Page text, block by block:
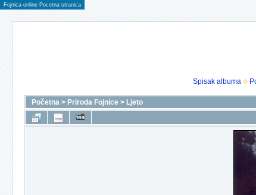
Fojnica online Pocetna stranica
Spisak albuma
Početna > Priroda Fojnice > Ljeto